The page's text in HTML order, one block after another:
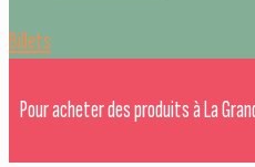
Billets
Pour acheter des produits à La